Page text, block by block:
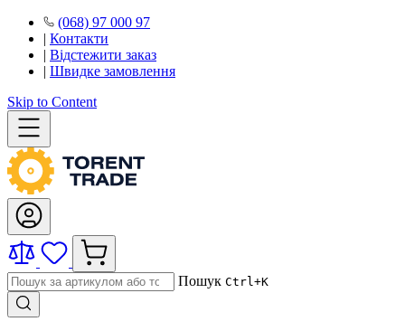
(068) 97 000 97
| Контакти
| Відстежити заказ
| Швидке замовлення
Skip to Content
Пошук Ctrl+K